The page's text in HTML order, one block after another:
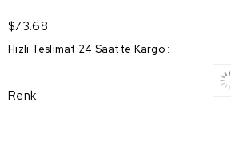
$73.68
Hızlı Teslimat 24 Saatte Kargo :
Renk